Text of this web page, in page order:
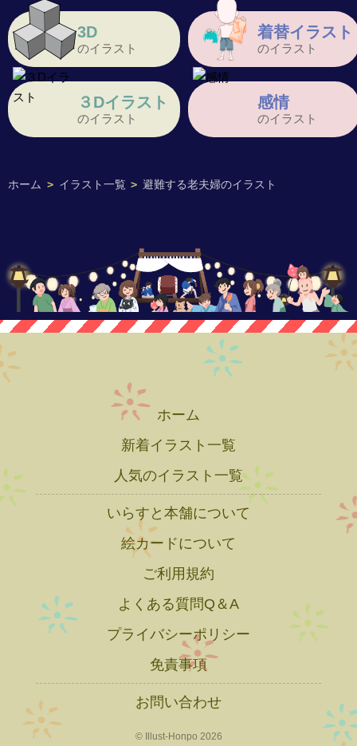
ホーム > イラスト一覧 > 避難する老夫婦のイラスト
3D
のイラスト
着替イラスト
のイラスト
３Dイラスト
のイラスト
感情
のイラスト
ホーム
新着イラスト一覧
人気のイラスト一覧
いらすと本舗について
絵カードについて
ご利用規約
よくある質問Q＆A
プライバシーポリシー
免責事項
お問い合わせ
© Illust-Honpo 2026